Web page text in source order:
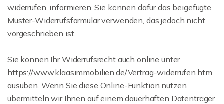
widerrufen, informieren. Sie können dafür das beigefügte
Muster-Widerrufsformular verwenden, das jedoch nicht
vorgeschrieben ist.
Sie können Ihr Widerrufsrecht auch online unter
https://www.klaasimmobilien.de/Vertrag-widerrufen.htm
ausüben. Wenn Sie diese Online-Funktion nutzen,
übermitteln wir Ihnen auf einem dauerhaften Datenträger